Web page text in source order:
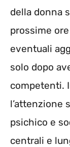
della donna
prossime
eventuali
solo dopo
competenti.
l’attenzione
psichico e
centrali e